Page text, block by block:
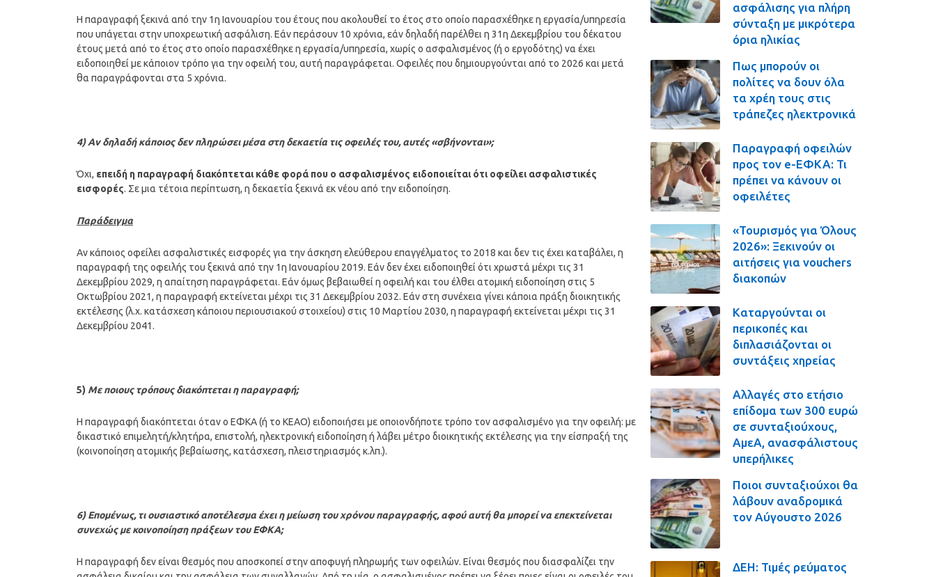
Η παραγραφή ξεκινά από την 1η Ιανουαρίου του έτους που ακολουθεί το έτος στο οποίο παρασχέθηκε η εργασία/υπηρεσία
που υπάγεται στην υποχρεωτική ασφάλιση. Εάν περάσουν 10 χρόνια, εάν δηλαδή παρέλθει η 31η Δεκεμβρίου του δέκατου
έτους μετά από το έτος στο οποίο παρασχέθηκε η εργασία/υπηρεσία, χωρίς ο ασφαλισμένος (ή ο εργοδότης) να έχει
ειδοποιηθεί με κάποιον τρόπο για την οφειλή του, αυτή παραγράφεται. Οφειλές που δημιουργούνται από το 2026 και μετά
θα παραγράφονται στα 5 χρόνια.
4) Αν δηλαδή κάποιος δεν πληρώσει μέσα στη δεκαετία τις οφειλές του, αυτές «σβήνονται»;
Όχι, επειδή η παραγραφή διακόπτεται κάθε φορά που ο ασφαλισμένος ειδοποιείται ότι οφείλει ασφαλιστικές
εισφορές. Σε μια τέτοια περίπτωση, η δεκαετία ξεκινά εκ νέου από την ειδοποίηση.
Παράδειγμα
Αν κάποιος οφείλει ασφαλιστικές εισφορές για την άσκηση ελεύθερου επαγγέλματος το 2018 και δεν τις έχει καταβάλει, η
παραγραφή της οφειλής του ξεκινά από την 1η Ιανουαρίου 2019. Εάν δεν έχει ειδοποιηθεί ότι χρωστά μέχρι τις 31
Δεκεμβρίου 2029, η απαίτηση παραγράφεται. Εάν όμως βεβαιωθεί η οφειλή και του έλθει ατομική ειδοποίηση στις 5
Οκτωβρίου 2021, η παραγραφή εκτείνεται μέχρι τις 31 Δεκεμβρίου 2032. Εάν στη συνέχεια γίνει κάποια πράξη διοικητικής
εκτέλεσης (λ.χ. κατάσχεση κάποιου περιουσιακού στοιχείου) στις 10 Μαρτίου 2030, η παραγραφή εκτείνεται μέχρι τις 31
Δεκεμβρίου 2041.
5) Με ποιους τρόπους διακόπτεται η παραγραφή;
Η παραγραφή διακόπτεται όταν ο ΕΦΚΑ (ή το ΚΕΑΟ) ειδοποιήσει με οποιονδήποτε τρόπο τον ασφαλισμένο για την οφειλή: με
δικαστικό επιμελητή/κλητήρα, επιστολή, ηλεκτρονική ειδοποίηση ή λάβει μέτρο διοικητικής εκτέλεσης για την είσπραξή της
(κοινοποίηση ατομικής βεβαίωσης, κατάσχεση, πλειστηριασμός κ.λπ.).
6) Επομένως, τι ουσιαστικό αποτέλεσμα έχει η μείωση του χρόνου παραγραφής, αφού αυτή θα μπορεί να επεκτείνεται
συνεχώς με κοινοποίηση πράξεων του ΕΦΚΑ;
Η παραγραφή δεν είναι θεσμός που αποσκοπεί στην αποφυγή πληρωμής των οφειλών. Είναι θεσμός που διασφαλίζει την
ασφάλισης για πλήρη
σύνταξη με μικρότερα
όρια ηλικίας
Πως μπορούν οι
πολίτες να δουν όλα
τα χρέη τους στις
τράπεζες ηλεκτρονικά
Παραγραφή οφειλών
προς τον e-ΕΦΚΑ: Τι
πρέπει να κάνουν οι
οφειλέτες
«Τουρισμός για Όλους
2026»: Ξεκινούν οι
αιτήσεις για vouchers
διακοπών
Καταργούνται οι
περικοπές και
διπλασιάζονται οι
συντάξεις χηρείας
Αλλαγές στο ετήσιο
επίδομα των 300 ευρώ
σε συνταξιούχους,
ΑμεΑ, ανασφάλιστους
υπερήλικες
Ποιοι συνταξιούχοι θα
λάβουν αναδρομικά
τον Αύγουστο 2026
ΔΕΗ: Τιμές ρεύματος